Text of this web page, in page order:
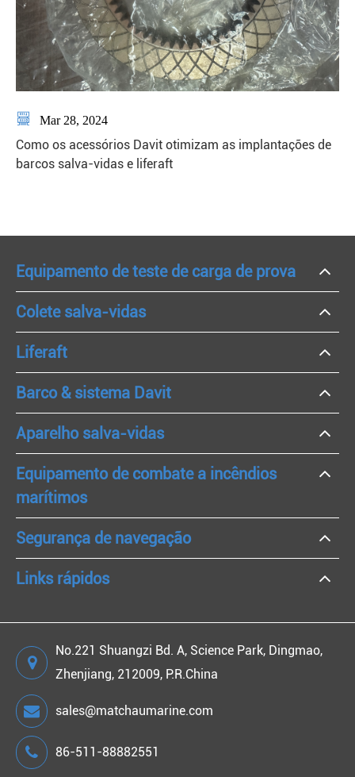
 Mar 28, 2024
Como os acessórios Davit otimizam as implantações de
barcos salva-vidas e liferaft
Equipamento de teste de carga de prova
Colete salva-vidas
Liferaft
Barco & sistema Davit
Aparelho salva-vidas
Equipamento de combate a incêndios
marítimos
Segurança de navegação
Links rápidos
No.221 Shuangzi Bd. A, Science Park, Dingmao,
Zhenjiang, 212009, P.R.China
sales@matchaumarine.com
86-511-88882551